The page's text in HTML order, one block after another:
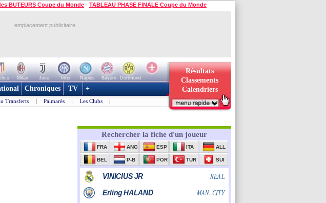
BUTEURS Coupe du Monde - TABLEAU PHASE FINALE Coupe du Monde
emplacement publicitaire
Milan Juve Inter Naples Bayern
Dortmund
Résultats
Classements
Calendriers
Chroniques TV +
Transferts | Palmarès | Les Clubs |